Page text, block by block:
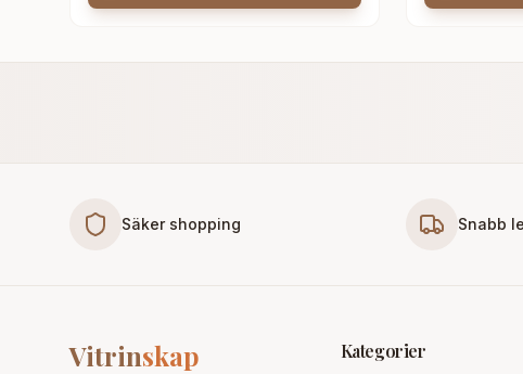
Säker shopping Snabb
Vitrinskap Kategorier